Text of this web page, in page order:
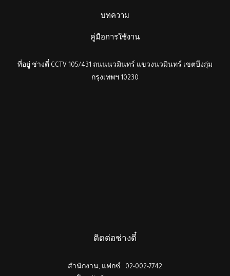
บทความ
คู่มือการใช้งาน
ที่อยู่ ช่างตี๋ CCTV 105/431 ถนนนวมินทร์ แขวงนวมินทร์ เขตบึงกุ่ม
กรุงเทพฯ 10230
ติดต่อช่างตี๋
สำนักงาน, แฟกซ์ : 02-002-7742